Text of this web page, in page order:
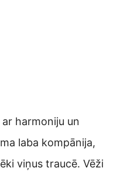
harmoniju un
laba kompānija,
viņus traucē. Vēži